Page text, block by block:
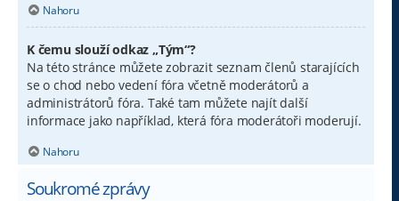
Nahoru
K čemu slouží odkaz „Tým“?
Na této stránce můžete zobrazit seznam členů starajících
se o chod nebo vedení fóra včetně moderátorů a
administrátorů fóra. Také tam můžete najít další
informace jako například, která fóra moderátoři moderují.
Nahoru
Soukromé zprávy